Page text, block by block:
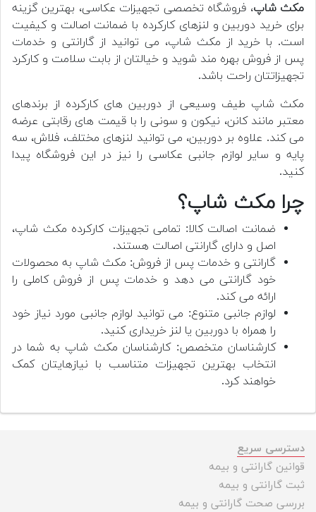
مکث شاپ، فروشگاه تخصصی تجهیزات عکاسی، بهترین گزینه
برای خرید دوربین و لنزهای کارکرده با ضمانت اصالت و کیفیت
است. با خرید از مکث شاپ، می توانید از گارانتی و خدمات
پس از فروش بهره مند شوید و خیالتان از بابت سلامت و کارکرد
تجهیزاتتان راحت باشد.
مکث شاپ طیف وسیعی از دوربین های کارکرده از برندهای
معتبر مانند کانن، نیکون و سونی را با قیمت های رقابتی عرضه
می کند. علاوه بر دوربین، می توانید لنزهای مختلف، فلاش، سه
پایه و سایر لوازم جانبی عکاسی را نیز در این فروشگاه پیدا
کنید.
چرا مکث شاپ؟
ضمانت اصالت کالا: تمامی تجهیزات کارکرده مکث شاپ،
اصل و دارای گارانتی اصالت هستند.
گارانتی و خدمات پس از فروش: مکث شاپ به محصولات
خود گارانتی می دهد و خدمات پس از فروش کاملی را
ارائه می کند.
لوازم جانبی متنوع: می توانید لوازم جانبی مورد نیاز خود
را همراه با دوربین یا لنز خریداری کنید.
کارشناسان متخصص: کارشناسان مکث شاپ به شما در
انتخاب بهترین تجهیزات متناسب با نیازهایتان کمک
خواهند کرد.
دسترسی سریع
قوانین گارانتی و بیمه
ثبت گارانتی و بیمه
بررسی صحت گارانتی و بیمه